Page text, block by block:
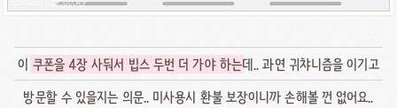
이 쿠폰을 4장 사둬서 빕스 두번 더 가야 하는데.. 과연 귀챠니즘을 이기고
방문할 수 있을지는 의문.. 미사용시 환불 보장이니까 손해볼 껀 없어요..